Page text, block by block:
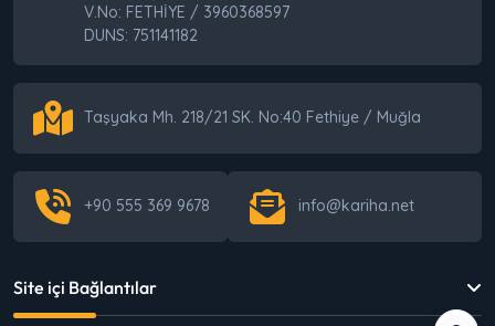
V.No: FETHİYE / 3960368597
DUNS: 751141182
Taşyaka Mh. 218/21 SK. No:40 Fethiye / Muğla
+90 555 369 9678 info@kariha.net
Site içi Bağlantılar